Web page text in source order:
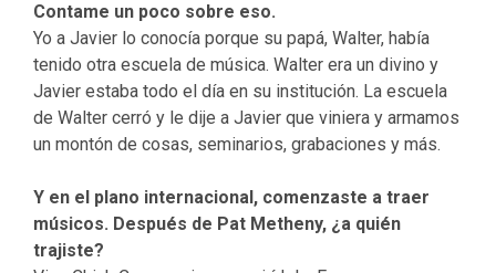
Contame un poco sobre eso.
Yo a Javier lo conocía porque su papá, Walter, había
tenido otra escuela de música. Walter era un divino y
Javier estaba todo el día en su institución. La escuela
de Walter cerró y le dije a Javier que viniera y armamos
un montón de cosas, seminarios, grabaciones y más.
Y en el plano internacional, comenzaste a traer
músicos. Después de Pat Metheny, ¿a quién
trajiste?